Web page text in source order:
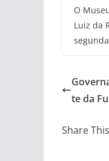
O
Luiz da
segunda
te da
Share